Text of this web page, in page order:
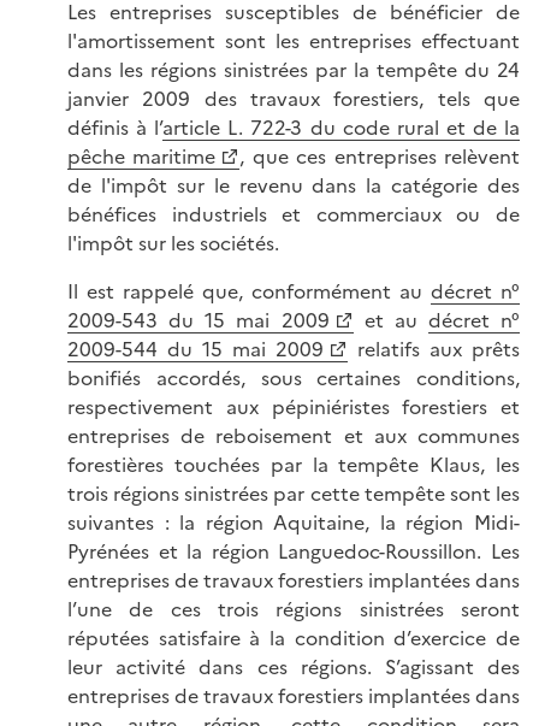
Les entreprises susceptibles de bénéficier de
l'amortissement sont les entreprises effectuant
dans les régions sinistrées par la tempête du 24
janvier 2009 des travaux forestiers, tels que
définis à l’article L. 722-3 du code rural et de la
pêche maritime
, que ces entreprises relèvent
de l'impôt sur le revenu dans la catégorie des
bénéfices industriels et commerciaux ou de
l'impôt sur les sociétés.
Il est rappelé que, conformément au décret n°
2009-543 du 15 mai 2009
et au décret n°
2009-544 du 15 mai 2009
relatifs aux prêts
bonifiés accordés, sous certaines conditions,
respectivement aux pépiniéristes forestiers et
entreprises de reboisement et aux communes
forestières touchées par la tempête Klaus, les
trois régions sinistrées par cette tempête sont les
suivantes : la région Aquitaine, la région Midi-
Pyrénées et la région Languedoc-Roussillon. Les
entreprises de travaux forestiers implantées dans
l’une de ces trois régions sinistrées seront
réputées satisfaire à la condition d’exercice de
leur activité dans ces régions. S’agissant des
entreprises de travaux forestiers implantées dans